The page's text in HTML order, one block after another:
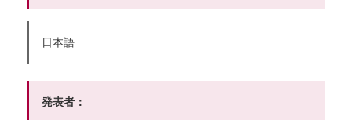
日本語
発表者：